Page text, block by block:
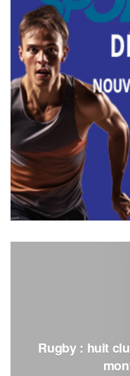
Rugby : huit